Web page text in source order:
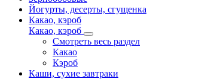
Йогурты, десерты, сгущенка
Какао, кэроб
Какао, кэроб
Смотреть весь раздел
Какао
Кэроб
Каши, сухие завтраки